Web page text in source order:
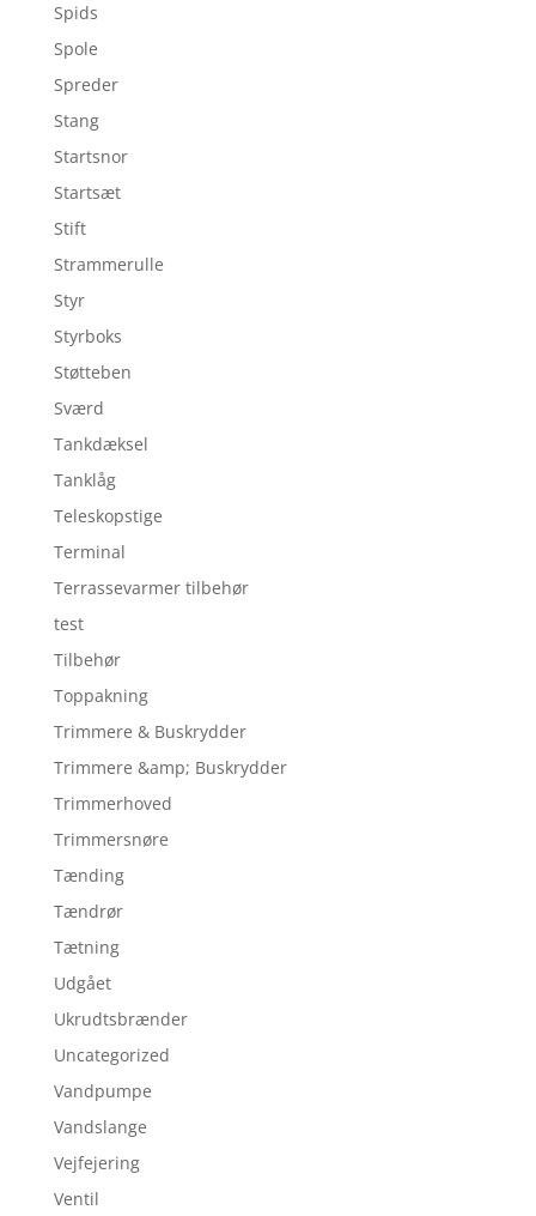
Spids
Spole
Spreder
Stang
Startsnor
Startsæt
Stift
Strammerulle
Styr
Styrboks
Støtteben
Sværd
Tankdæksel
Tanklåg
Teleskopstige
Terminal
Terrassevarmer tilbehør
test
Tilbehør
Toppakning
Trimmere & Buskrydder
Trimmere &amp; Buskrydder
Trimmerhoved
Trimmersnøre
Tænding
Tændrør
Tætning
Udgået
Ukrudtsbrænder
Uncategorized
Vandpumpe
Vandslange
Vejfejering
Ventil